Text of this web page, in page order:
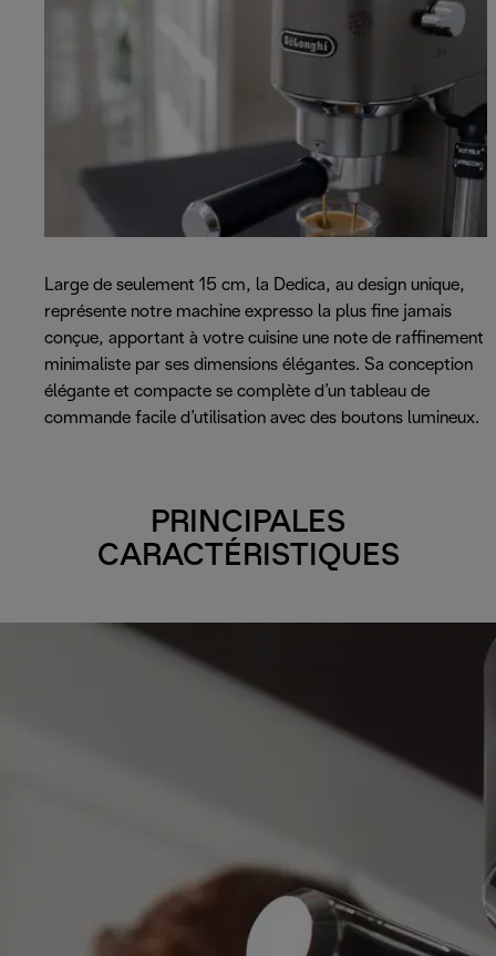
Large de seulement 15 cm, la Dedica, au design unique,
représente notre machine expresso la plus fine jamais
conçue, apportant à votre cuisine une note de raffinement
minimaliste par ses dimensions élégantes. Sa conception
élégante et compacte se complète d’un tableau de
commande facile d’utilisation avec des boutons lumineux.
PRINCIPALES
CARACTÉRISTIQUES